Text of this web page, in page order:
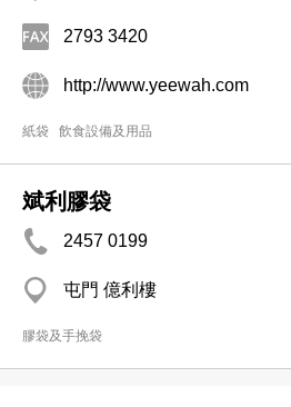
2793 3420
http://www.yeewah.com
紙袋 飲食設備及用品
斌利膠袋
2457 0199
屯門 億利樓
膠袋及手挽袋